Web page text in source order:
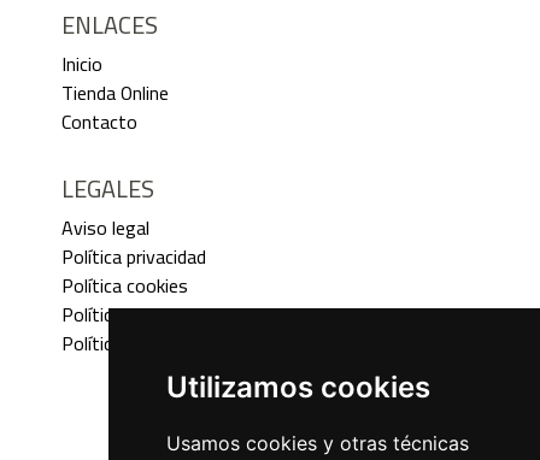
Utilizamos cookies
Usamos cookies y otras técnicas
ENLACES
Inicio
Tienda Online
Contacto
LEGALES
Aviso legal
Política privacidad
Política cookies
Política devoluciones
Política envíos